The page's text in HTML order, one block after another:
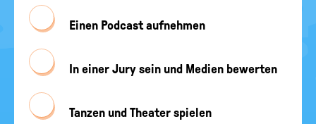
Einen Podcast aufnehmen
In einer Jury sein und Medien bewerten
Tanzen und Theater spielen